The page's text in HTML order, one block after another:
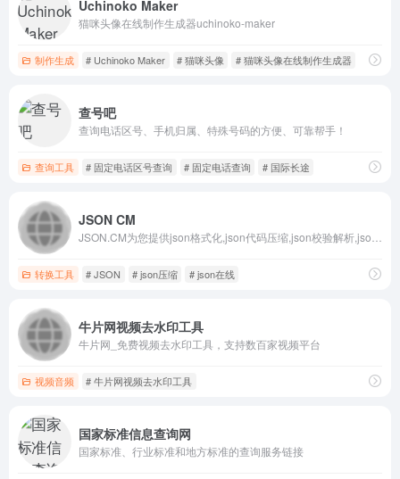
Uchinoko Maker
猫咪头像在线制作生成器uchinoko-maker
制作生成 # Uchinoko Maker # 猫咪头像 # 猫咪头像在线制作生成器
查号吧
查询电话区号、手机归属、特殊号码的方便、可靠帮手！
查询工具 # 固定电话区号查询 # 固定电话查询 # 国际长途
JSON CM
转换工具 # JSON # json压缩 # json在线
牛片网视频去水印工具
牛片网_免费视频去水印工具，支持数百家视频平台
视频音频 # 牛片网视频去水印工具
国家标准信息查询网
国家标准、行业标准和地方标准的查询服务链接